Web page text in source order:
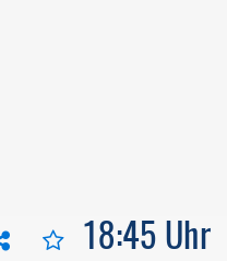
18:45 Uhr